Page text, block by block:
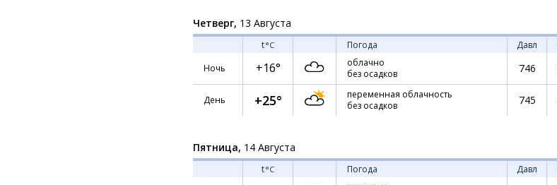
Четверг, 13 Августа
t°C Погода Давл
Ночь
+16°
облачно
без осадков
746
День +25°
переменная облачность
без осадков
745
Пятница, 14 Августа
t°C Погода Давл